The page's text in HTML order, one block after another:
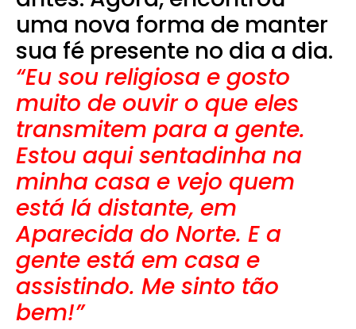
uma nova forma de manter
sua fé presente no dia a dia.
“Eu sou religiosa e gosto
muito de ouvir o que eles
transmitem para a gente.
Estou aqui sentadinha na
minha casa e vejo quem
está lá distante, em
Aparecida do Norte. E a
gente está em casa e
assistindo. Me sinto tão
bem!”